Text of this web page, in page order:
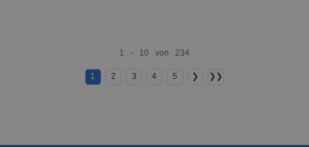
1 - 10 von 234
1 2 3 4 5 ❯ ❯❯